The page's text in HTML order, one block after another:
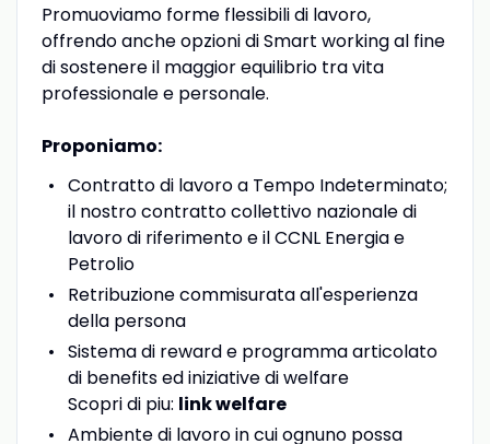
Promuoviamo forme flessibili di lavoro,
offrendo anche opzioni di Smart working al fine
di sostenere il maggior equilibrio tra vita
professionale e personale.
Proponiamo:
Contratto di lavoro a Tempo Indeterminato;
il nostro contratto collettivo nazionale di
lavoro di riferimento e il CCNL Energia e
Petrolio
Retribuzione commisurata all'esperienza
della persona
Sistema di reward e programma articolato
di benefits ed iniziative di welfare
Scopri di piu: link welfare
Ambiente di lavoro in cui ognuno possa